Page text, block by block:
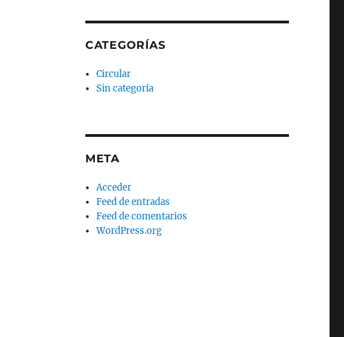
CATEGORÍAS
Circular
Sin categoría
META
Acceder
Feed de entradas
Feed de comentarios
WordPress.org